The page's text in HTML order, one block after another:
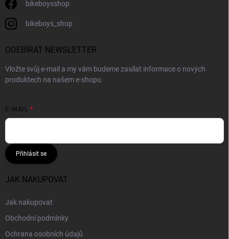
bikeboysshop
bikeboys_shop
ODEBÍRAT NEWSLETTER
Vložte svůj e-mail a my vám budeme zasílat informace o nových
produktech na našem e-shopu.
E-MAIL
Přihlásit se
JAK NAKUPOVAT
Jak nakupovat
Obchodní podmínky
Ochrana osobních údajů